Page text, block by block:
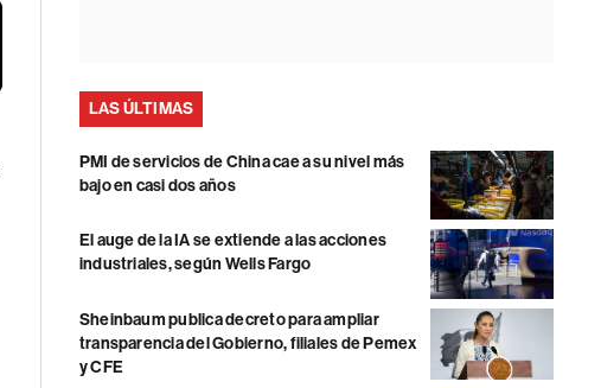
LAS ÚLTIMAS
PMI de servicios de China cae a su nivel más
bajo en casi dos años
El auge de la IA se extiende a las acciones
industriales, según Wells Fargo
Sheinbaum publica decreto para ampliar
transparencia del Gobierno, filiales de Pemex
y CFE